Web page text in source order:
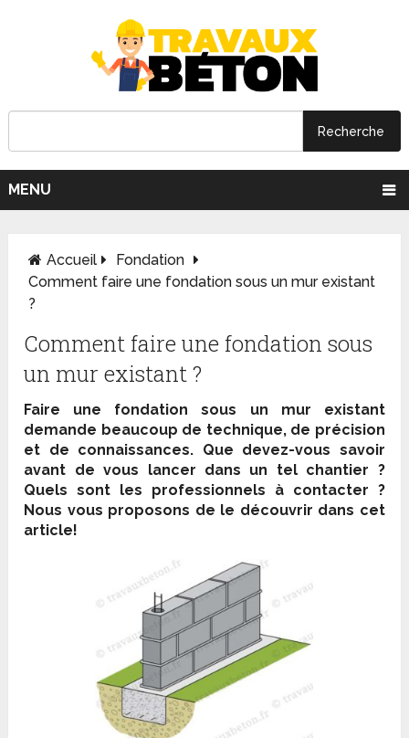
MENU
Accueil
Fondation
Comment faire une fondation sous un mur existant
?
Comment faire une fondation sous
un mur existant ?
Faire une fondation sous un mur existant
demande beaucoup de technique, de précision
et de connaissances. Que devez-vous savoir
avant de vous lancer dans un tel chantier ?
Quels sont les professionnels à contacter ?
Nous vous proposons de le découvrir dans cet
article!